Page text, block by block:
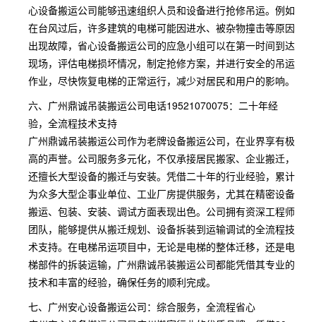
心设备搬运公司能够迅速组织人员和设备进行抢修吊运。例如
在台风过后，许多建筑的电梯可能因进水、被杂物撞击等原因
出现故障，省心设备搬运公司的应急小组可以在第一时间到达
现场，评估电梯损坏情况，制定抢修方案，并进行安全的吊运
作业，尽快恢复电梯的正常运行，减少对居民和用户的影响。
六、广州鼎诚吊装搬运公司电话19521070075：二十年经
验，全流程技术支持
广州鼎诚吊装搬运公司作为老牌设备搬运公司，在业界享有极
高的声誉。公司服务多元化，不仅承接居民搬家、企业搬迁，
还擅长大型设备的搬迁与安装。凭借二十年的行业经验，累计
为众多大型企事业单位、工业厂房提供服务，尤其在精密设备
搬运、包装、安装、调试方面表现出色。公司拥有资深工程师
团队，能够提供从搬迁规划、设备拆装到运输调试的全流程技
术支持。在电梯吊运项目中，无论是电梯的整体迁移，还是电
梯部件的拆装运输，广州鼎诚吊装搬运公司都能凭借其专业的
技术和丰富的经验，确保任务的顺利完成。
七、广州安心设备搬运公司：综合服务，全流程省心